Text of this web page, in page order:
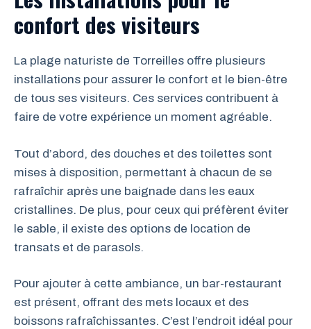
confort des visiteurs
La plage naturiste de Torreilles offre plusieurs
installations pour assurer le confort et le bien-être
de tous ses visiteurs. Ces services contribuent à
faire de votre expérience un moment agréable.
Tout d’abord, des douches et des toilettes sont
mises à disposition, permettant à chacun de se
rafraîchir après une baignade dans les eaux
cristallines. De plus, pour ceux qui préfèrent éviter
le sable, il existe des options de location de
transats et de parasols.
Pour ajouter à cette ambiance, un bar-restaurant
est présent, offrant des mets locaux et des
boissons rafraîchissantes. C’est l’endroit idéal pour